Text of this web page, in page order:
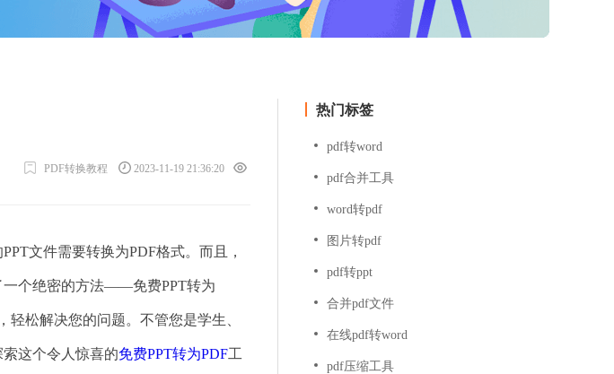
PDF转换教程 2023-11-19 21:36:20
文件需要转换为PDF格式。而且，
一个绝密的方法——免费PPT转为
松解决您的问题。不管您是学生、
这个令人惊喜的免费PPT转为PDF工
热门标签
pdf转word
pdf合并工具
word转pdf
图片转pdf
pdf转ppt
合并pdf文件
在线pdf转word
pdf压缩工具